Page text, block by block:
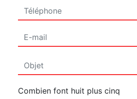
Combien font huit plus cinq